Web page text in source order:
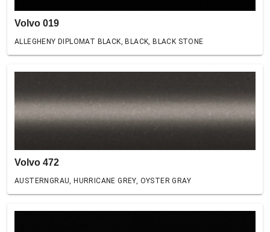
Volvo 019
ALLEGHENY DIPLOMAT BLACK, BLACK, BLACK STONE
Volvo 472
AUSTERNGRAU, HURRICANE GREY, OYSTER GRAY